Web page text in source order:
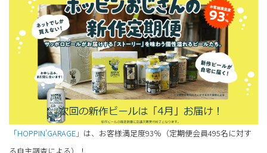
「HOPPIN’GARAGE」 は、お客様満足度93％（定期便会員495名に対す